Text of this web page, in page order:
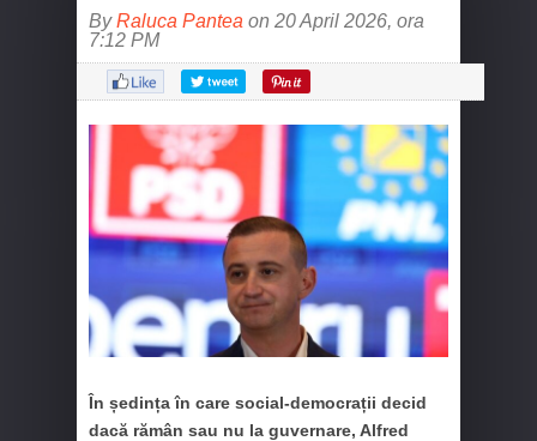
ByRaluca Pantea on 20 April 2026, ora
7:12 PM
În ședința în care social-democrații decid
dacă rămân sau nu la guvernare, Alfred